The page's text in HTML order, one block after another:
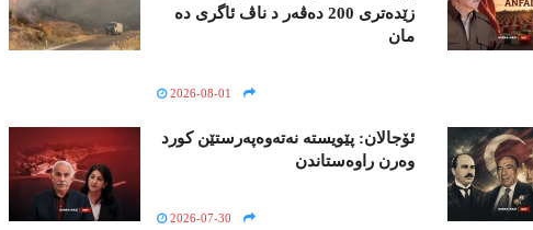
زێدەتری 200 دەڤەر د ناڤ ئاگری دە
مان
2026-08-01
ئۆجالان: پێویسته‌ نه‌ته‌وه‌په‌رستێن كورد
وه‌رن راوه‌ستاندن
2026-07-30